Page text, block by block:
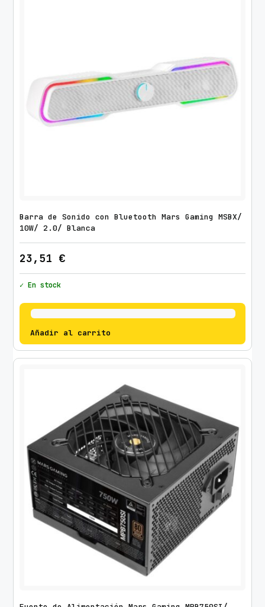
Barra de Sonido con Bluetooth Mars Gaming MSBX/
10W/ 2.0/ Blanca
23,51 €
✓ En stock
Añadir al carrito